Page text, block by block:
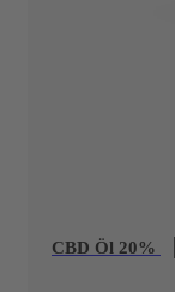
CBD Öl 20%